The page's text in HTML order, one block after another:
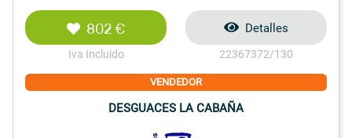
802 €
Iva Incluido
Detalles
22367372/130
VENDEDOR
DESGUACES LA CABAÑA